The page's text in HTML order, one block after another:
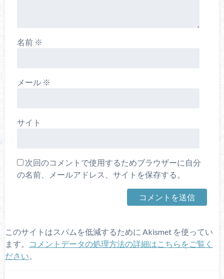
名前 ※
メール ※
サイト
次回のコメントで使用するためブラウザーに自分
の名前、メールアドレス、サイトを保存する。
このサイトはスパムを低減するために Akismet を使ってい
ます。
コメントデータの処理方法の詳細はこちらをご覧く
ださい。